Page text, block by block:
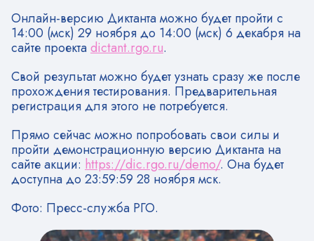
Онлайн-версию Диктанта можно будет пройти с
14:00 (мск) 29 ноября до 14:00 (мск) 6 декабря на
сайте проектаdictant.rgo.ru.
Свой результат можно будет узнать сразу же после
прохождения тестирования. Предварительная
регистрация для этого не потребуется.
Прямо сейчас можно попробовать свои силы и
пройти демонстрационную версию Диктанта на
сайте акции: https://dic.rgo.ru/demo/. Она будет
доступна до 23:59:59 28 ноября мск.
Фото: Пресс-служба РГО.